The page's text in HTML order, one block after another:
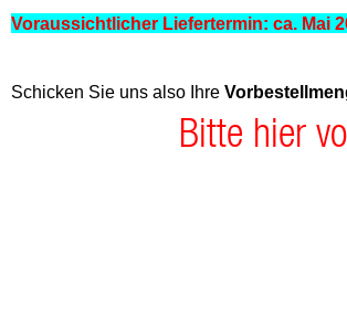
Voraussichtlicher Liefertermin: ca. Mai
Schicken Sie uns also Ihre
Bitte hier